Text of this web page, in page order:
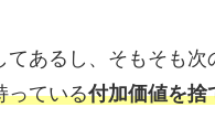
あるし、そもそも
っている付加価値を捨